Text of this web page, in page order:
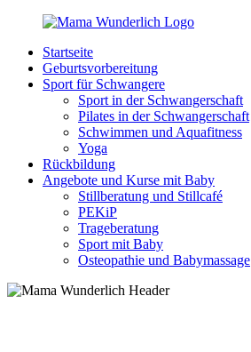
Zurück
Inhalt
MamaWunderlich.de
Mutti
sein
wunderbar!
Startseite
Geburtsvorbereitung
Sport für Schwangere
Sport in der Schwangerschaft
Pilates in der Schwangerschaft
Schwimmen und Aquafitness
Yoga
Rückbildung
Angebote und Kurse mit Baby
Stillberatung und Stillcafé
PEKiP
Trageberatung
Sport mit Baby
Osteopathie und Babymassage